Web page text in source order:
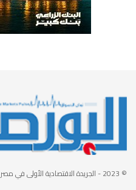
© 2023 - الجريدة الاقتصادية الأولى في مصر